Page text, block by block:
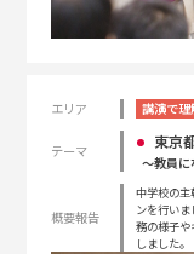
エリア 講演で理
テーマ 東京
〜教員
概要報告
中学校の
ンを行い
務の様子
しました。